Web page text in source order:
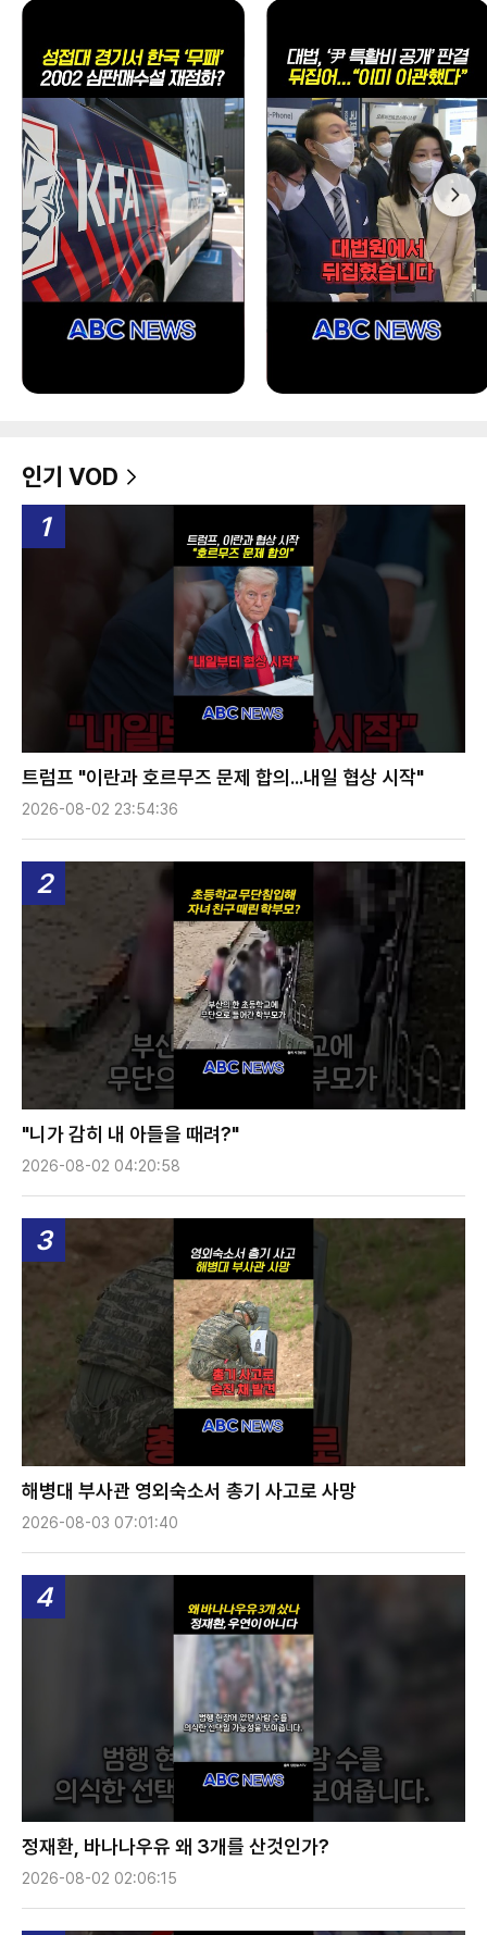
인기 VOD
1
트럼프 "이란과 호르무즈 문제 합의...내일 협상 시작"
2026-08-02 23:54:36
2
"니가 감히 내 아들을 때려?"
2026-08-02 04:20:58
3
해병대 부사관 영외숙소서 총기 사고로 사망
2026-08-03 07:01:40
4
정재환, 바나나우유 왜 3개를 산것인가?
2026-08-02 02:06:15